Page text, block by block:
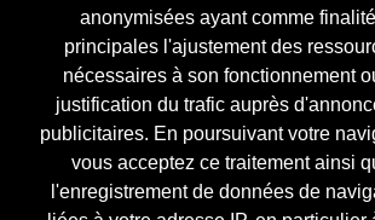
anonymisées ayant comme
principales l'ajustement des
nécessaires à son fonctionnement
justification du trafic auprès
publicitaires. En poursuivant votre
vous acceptez ce traitement ainsi
l'enregistrement de données de
Bienvenue
Réalisations
Divers (et d’été)
Annonces